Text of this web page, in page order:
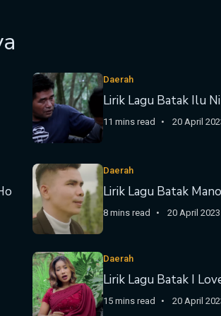
Daerah
Lirik Lagu Batak Ilu
11 mins read 20 April
Daerah
Lirik Lagu Batak
8 mins read 20 April 2023
Daerah
Lirik Lagu Batak I
15 mins read 20 April